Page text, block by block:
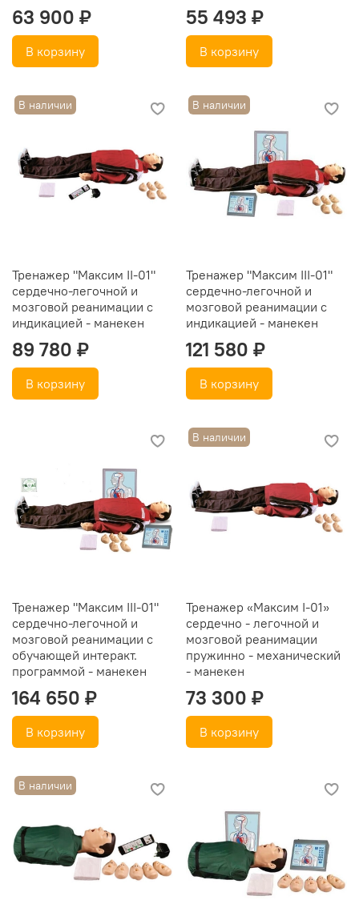
63 900 ₽
В корзину
55 493 ₽
В корзину
В наличии
Тренажер "Максим II-01"
сердечно-легочной и
мозговой реанимации с
индикацией - манекен
89 780 ₽
В корзину
В наличии
Тренажер "Максим III-01"
сердечно-легочной и
мозговой реанимации с
индикацией - манекен
121 580 ₽
В корзину
Тренажер "Максим III-01"
сердечно-легочной и
мозговой реанимации с
обучающей интеракт.
программой - манекен
164 650 ₽
В корзину
В наличии
Тренажер «Максим I-01»
сердечно - легочной и
мозговой реанимации
пружинно - механический
- манекен
73 300 ₽
В корзину
В наличии